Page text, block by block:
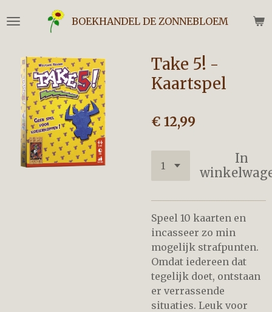
direct
hoofdinhoud
BOEKHANDEL DE ZONNEBLOEM
Take 5! -
Kaartspel
€ 12,99
In
Speel 10 kaarten en
incasseer zo min
mogelijk strafpunten.
Omdat iedereen dat
tegelijk doet, ontstaan
er verrassende
situaties. Leuk voor